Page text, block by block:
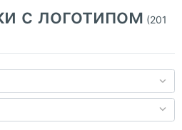
с логотипом (201